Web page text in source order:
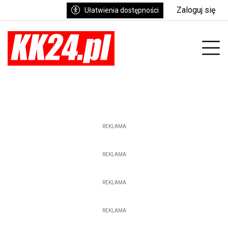
Ułatwienia dostępności Zaloguj się
REKLAMA
REKLAMA
REKLAMA
REKLAMA